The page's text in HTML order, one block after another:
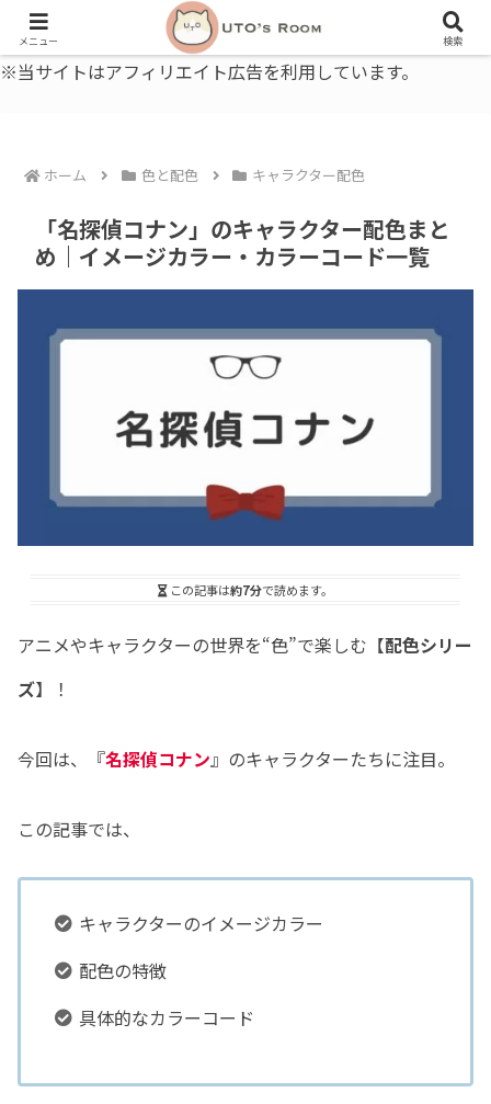
うとの部屋｜毎日に、ちょっと役立つ色と暮らし、健康のこと。
※当サイトはアフィリエイト広告を利用しています。
ホーム 色と配色 キャラクター配色
「名探偵コナン」のキャラクター配色まと
め｜イメージカラー・カラーコード一覧
この記事は約7分で読めます。
アニメやキャラクターの世界を“色”で楽しむ【配色シリー
ズ】！
今回は、『名探偵コナン』のキャラクターたちに注目。
この記事では、
キャラクターのイメージカラー
配色の特徴
具体的なカラーコード
メニュー 検索